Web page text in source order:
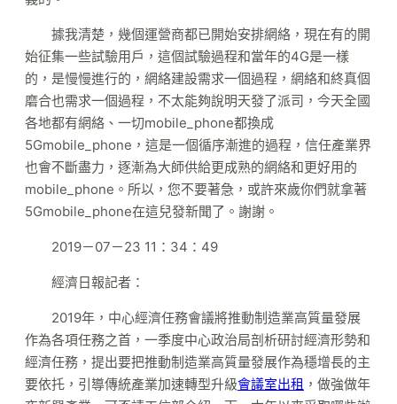
據我清楚，幾個運營商都已開始安排網絡，現在有的開
始征集一些試驗用戶，這個試驗過程和當年的4G是一樣
的，是慢慢進行的，網絡建設需求一個過程，網絡和終真個
磨合也需求一個過程，不太能夠說明天發了派司，今天全國
各地都有網絡、一切mobile_phone都換成
5Gmobile_phone，這是一個循序漸進的過程，信任產業界
也會不斷盡力，逐漸為大師供給更成熟的網絡和更好用的
mobile_phone。所以，您不要著急，或許來歲你們就拿著
5Gmobile_phone在這兒發新聞了。謝謝。
2019－07－23 11：34：49
經濟日報記者：
2019年，中心經濟任務會議將推動制造業高質量發展
作為各項任務之首，一季度中心政治局剖析研討經濟形勢和
經濟任務，提出要把推動制造業高質量發展作為穩增長的主
要依托，引導傳統產業加速轉型升級會議室出租 ，做強做年